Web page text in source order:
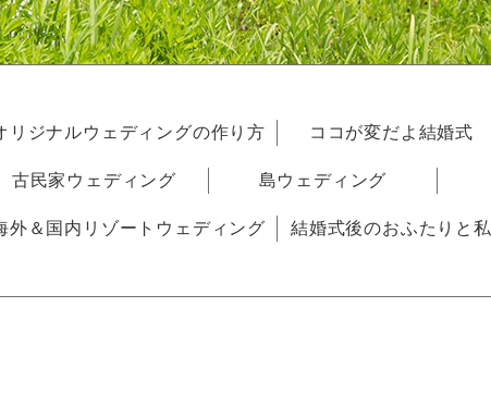
リジナルウェディングの作り方 ココが変だよ結婚式
古民家ウェディング 島ウェディング
外＆国内リゾートウェディング 結婚式後のおふたりと私